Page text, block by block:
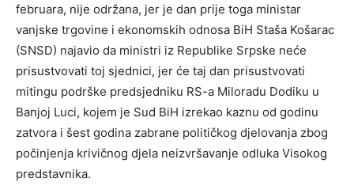
februara, nije održana, jer je dan prije toga ministar
vanjske trgovine i ekonomskih odnosa BiH Staša Košarac
(SNSD) najavio da ministri iz Republike Srpske neće
prisustvovati toj sjednici, jer će taj dan prisustvovati
mitingu podrške predsjedniku RS-a Miloradu Dodiku u
Banjoj Luci, kojem je Sud BiH izrekao kaznu od godinu
zatvora i šest godina zabrane političkog djelovanja zbog
počinjenja krivičnog djela neizvršavanje odluka Visokog
predstavnika.